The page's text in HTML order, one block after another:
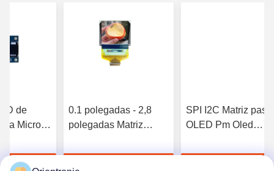
de
Micro
2
I2C
o melhor
0.1 polegadas - 2,8
polegadas Matriz
Temp Custom 4k
OLED Monitor 10 -
SPI I2C Matriz
OLED Pm Oled
Médico, Display